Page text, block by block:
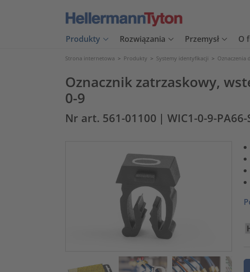
Produkty Rozwiązania Przemysł O
Strona internetowa > Produkty > Systemy identyfikacji > Oznaczenia
Oznacznik zatrzaskowy,
0-9
Nr art. 561-01100 | WIC1-0-9-